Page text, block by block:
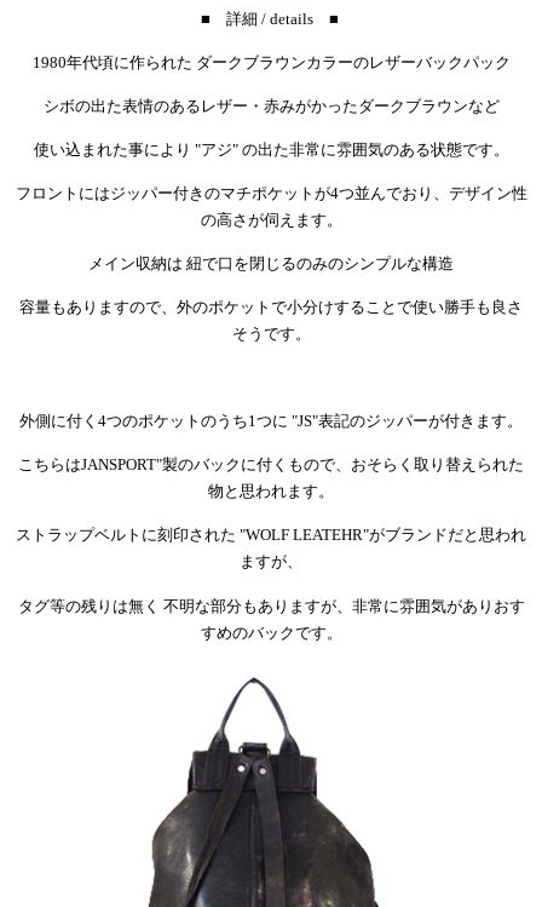
■ 詳細 / details ■
1980年代頃に作られた ダークブラウンカラーのレザーバックパック
シボの出た表情のあるレザー・赤みがかったダークブラウンなど
使い込まれた事により "アジ" の出た非常に雰囲気のある状態です。
フロントにはジッパー付きのマチポケットが4つ並んでおり、デザイン性
の高さが伺えます。
メイン収納は 紐で口を閉じるのみのシンプルな構造
容量もありますので、外のポケットで小分けすることで使い勝手も良さ
そうです。
外側に付く4つのポケットのうち1つに "JS"表記のジッパーが付きます。
こちらはJANSPORT"製のバックに付くもので、おそらく取り替えられた
物と思われます。
ストラップベルトに刻印された "WOLF LEATEHR"がブランドだと思われ
ますが、
タグ等の残りは無く 不明な部分もありますが、非常に雰囲気がありおす
すめのバックです。